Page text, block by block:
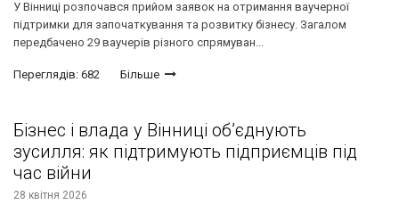
У Вінниці розпочався прийом заявок на отримання ваучерної
підтримки для започаткування та розвитку бізнесу. Загалом
передбачено 29 ваучерів різного спрямуван...
Переглядів: 682 Більше
Бізнес і влада у Вінниці об’єднують
зусилля: як підтримують підприємців під
час війни
28 квітня 2026